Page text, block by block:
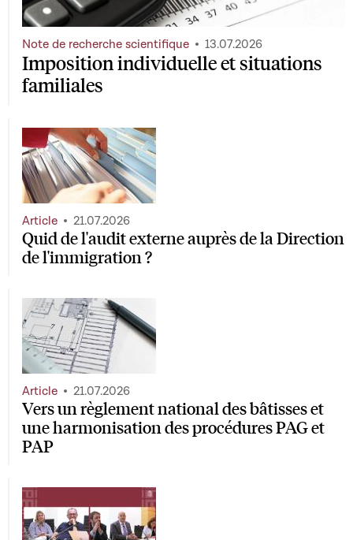
Imposition individuelle et situations
familiales
Note de recherche scientifique 13.07.2026
Quid de l'audit externe auprès de la Direction
de l'immigration ?
Article 21.07.2026
Vers un règlement national des bâtisses et
une harmonisation des procédures PAG et
PAP
Article 21.07.2026